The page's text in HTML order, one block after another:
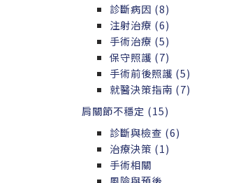
診斷病因 (8)
注射治療 (6)
手術治療 (5)
保守照護 (7)
手術前後照護 (5)
就醫決策指南 (7)
肩關節不穩定 (15)
診斷與檢查 (6)
治療決策 (1)
手術相關